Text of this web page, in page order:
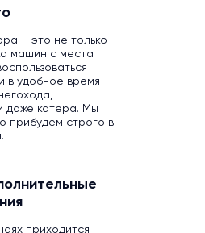
– это не только
машин с места
в удобное время
даже катера. Мы
прибудем строго в
приходится